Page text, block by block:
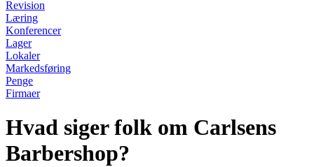
Revision
Læring
Konferencer
Lager
Lokaler
Markedsføring
Penge
Firmaer
Hvad siger folk om Carlsens
Barbershop?